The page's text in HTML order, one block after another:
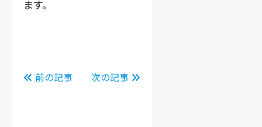
ます。
前の記事 次の記事